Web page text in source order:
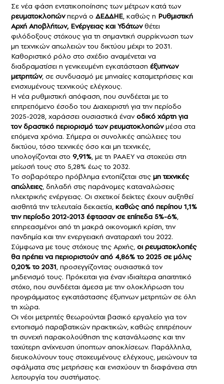
Σε νέα φάση εντατικοποίησης των μέτρων κατά των
ρευματοκλοπώνπερνά ο ΔΕΔΔΗΕ, καθώς η Ρυθμιστική
Αρχή Αποβλήτων, Ενέργειας και Υδάτωνθέτει
φιλόδοξους στόχους για τη σημαντική συρρίκνωση των
μη τεχνικών απωλειών του δικτύου μέχρι το 2031.
Καθοριστικό ρόλο στο σχέδιο αναμένεται να
διαδραματίσει η γενικευμένη εγκατάσταση έξυπνων
μετρητών, σε συνδυασμό με μηνιαίες καταμετρήσεις και
ενισχυμένους τεχνικούς ελέγχους.
Η νέα ρυθμιστική απόφαση, που συνδέεται με το
επιτρεπόμενο έσοδο του Διαχειριστή για την περίοδο
2025-2028, χαράσσει ουσιαστικά ένανοδικό χάρτη για
τον δραστικό περιορισμό των ρευματοκλοπώνμέσα στα
επόμενα χρόνια. Σήμερα οι συνολικές απώλειες του
δικτύου, τόσο τεχνικές όσο και μη τεχνικές,
υπολογίζονται στο 9,91%, με τη ΡΑΑΕΥ να στοχεύει στη
μείωσή τους στο 5,28% έως το 2032.
Το σοβαρότερο πρόβλημα εντοπίζεται στις μη τεχνικές
απώλειες, δηλαδή στις παράνομες καταναλώσεις
ηλεκτρικής ενέργειας. Οι σχετικοί δείκτες έχουν αυξηθεί
αισθητά την τελευταία δεκαετία, καθώς από περίπου 1,1%
την περίοδο 2012-2013 έφτασαν σε επίπεδα 5%-6%,
επηρεασμένοι από τη μακρά οικονομική κρίση, την
πανδημία και την ενεργειακή αναταραχή του 2022.
Σύμφωνα με τους στόχους της Αρχής, οι ρευματοκλοπές
θα πρέπει να περιοριστούν από 4,86% το 2025 σε μόλις
0,20% το 2031, προσεγγίζοντας ουσιαστικά τον
μηδενισμό τους. Πρόκειται για έναν ιδιαίτερα απαιτητικό
στόχο, που συνδέεται άμεσα με την ολοκλήρωση του
προγράμματος εγκατάστασης έξυπνων μετρητών σε όλη
τη χώρα.
Οι νέοι μετρητές θεωρούνται βασικό εργαλείο για τον
εντοπισμό παραβατικών πρακτικών, καθώς επιτρέπουν
τη συνεχή παρακολούθηση της κατανάλωσης και την
ταχύτερη ανίχνευση ύποπτων αποκλίσεων. Παράλληλα,
διευκολύνουν τους στοχευμένους ελέγχους, μειώνουν τα
σφάλματα στις μετρήσεις και ενισχύουν τη διαφάνεια στη
λειτουργία του συστήματος.